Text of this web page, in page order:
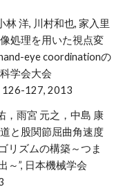
洋, 川村和也, 家入里
処理を用いた視点変
eye coordinationの
学会大会
126-127, 2013
，雨宮 元之，中島 康
と股関節屈曲角速度
リズムの構築～つま
～”, 日本機械学会